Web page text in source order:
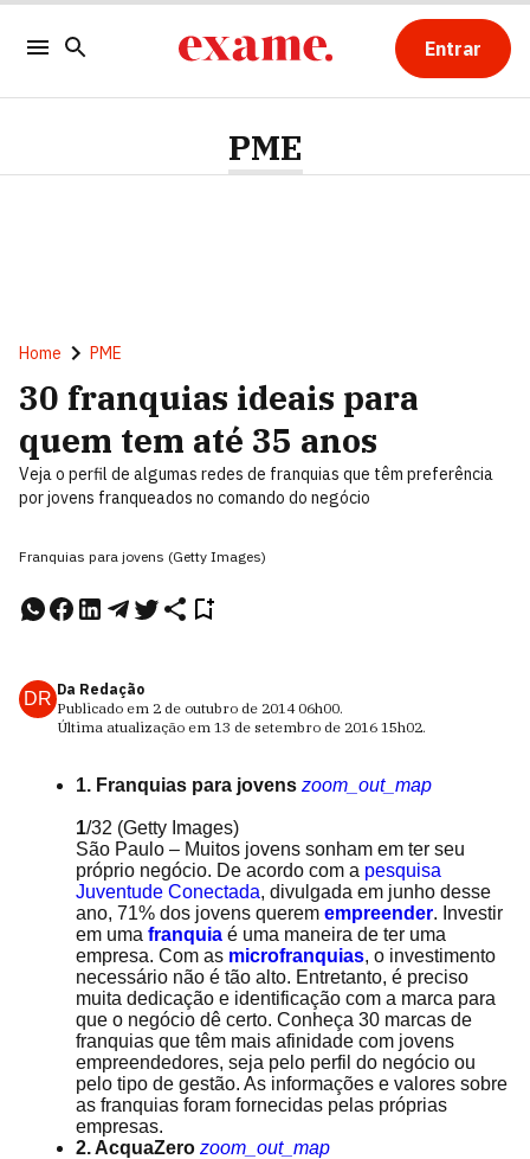
Entrar
PME
Home PME
30 franquias ideais para
quem tem até 35 anos
Veja o perfil de algumas redes de franquias que têm preferência
por jovens franqueados no comando do negócio
Franquias para jovens (Getty Images)
DR Da Redação
Publicado em 2 de outubro de 2014 06h00.
Última atualização em 13 de setembro de 2016 15h02.
1. Franquias para jovens zoom_out_map
1/32 (Getty Images)
São Paulo – Muitos jovens sonham em ter seu
próprio negócio. De acordo com a pesquisa
Juventude Conectada, divulgada em junho desse
ano, 71% dos jovens querem empreender. Investir
em uma franquia é uma maneira de ter uma
empresa. Com as microfranquias, o investimento
necessário não é tão alto. Entretanto, é preciso
muita dedicação e identificação com a marca para
que o negócio dê certo. Conheça 30 marcas de
franquias que têm mais afinidade com jovens
empreendedores, seja pelo perfil do negócio ou
pelo tipo de gestão. As informações e valores sobre
as franquias foram fornecidas pelas próprias
empresas.
2. AcquaZero zoom_out_map